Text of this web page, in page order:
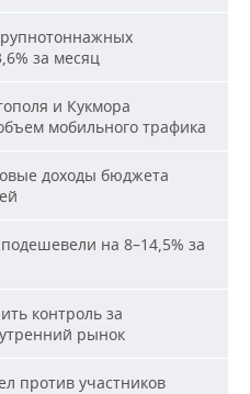
за месяц
и Кукмора
мобильного трафика
доходы бюджета
на 8–14,5% за
контроль за
рынок
против участников